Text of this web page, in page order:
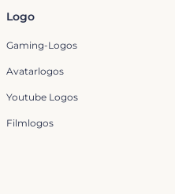
Logo
Gaming-Logos
Avatarlogos
Youtube Logos
Filmlogos